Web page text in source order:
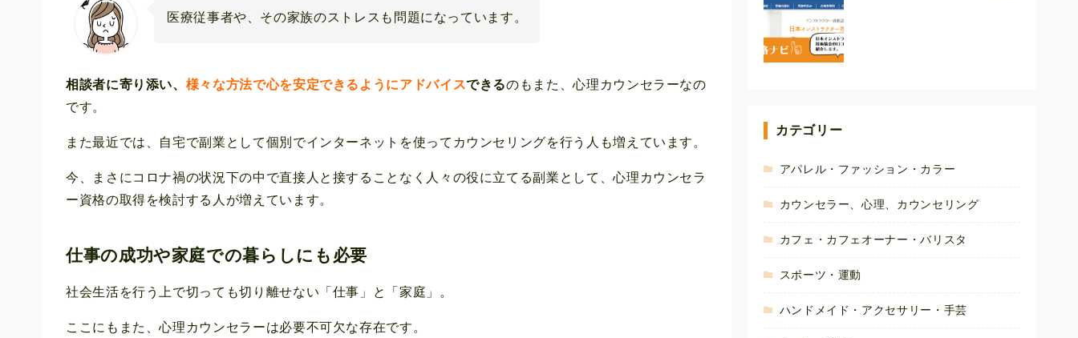
医療従事者や、その家族のストレスも問題になっています。
相談者に寄り添い、 様々な方法で心を安定できるようにアドバイスできるのもまた、心理カウンセラーなの
です。
また最近では、自宅で副業として個別でインターネットを使ってカウンセリングを行う人も増えています。
今、まさにコロナ禍の状況下の中で直接人と接することなく人々の役に立てる副業として、心理カウンセラ
ー資格の取得を検討する人が増えています。
仕事の成功や家庭での暮らしにも必要
社会生活を行う上で切っても切り離せない「仕事」と「家庭」。
ここにもまた、心理カウンセラーは必要不可欠な存在です。
カテゴリー
アパレル・ファッション・カラー
カウンセラー、心理、カウンセリング
カフェ・カフェオーナー・バリスタ
スポーツ・運動
ハンドメイド・アクセサリー・手芸